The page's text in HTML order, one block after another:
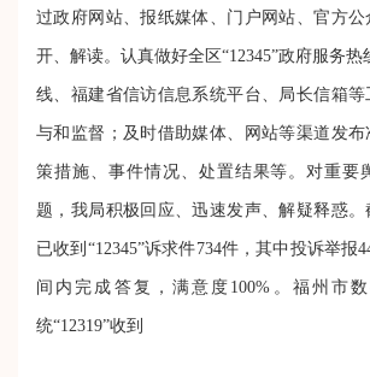
过政府网站、报纸媒体、门户网站、官方
开、解读。认真做好全区“12345”政府服务热
线、福建省信访信息系统平台、局长信箱
与和监督；及时借助媒体、网站等渠道发
策措施、事件情况、处置结果等。对重要
题，我局积极回应、迅速发声、解疑释惑。
已收到“12345”诉求件734件，其中投诉举报
间内完成答复，满意度100%。福州市
统“12319”收到